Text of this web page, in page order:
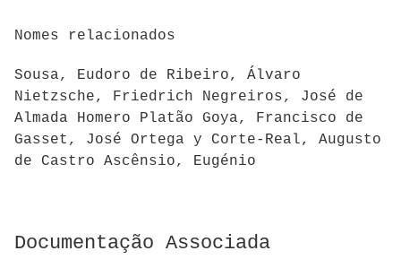
Nomes relacionados
Sousa, Eudoro de Ribeiro, Álvaro
Nietzsche, Friedrich Negreiros, José de
Almada Homero Platão Goya, Francisco de
Gasset, José Ortega y Corte-Real, Augusto
de Castro Ascênsio, Eugénio
Documentação Associada